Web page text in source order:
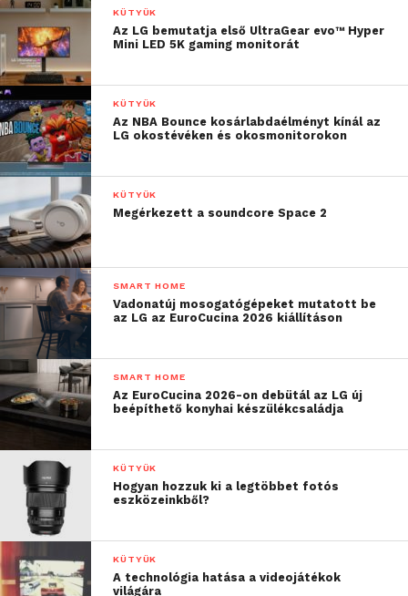
A fejlesztések középpontjában az az elképzelés áll,
hogy a kreativitást nem gátolhatja a technikai tudás
vagy a tapasztalat. A Galaxy kamera – a fotózástól a
szerkesztésig – feltűnés nélkül új lehetőségeket
teremtett. Ma már szinte bárki készíthet akár
mozifilm minőségű videókat, követheti a csillagokat
az éjszakai égbolton vagy részletgazdag fotókat
rögzíthet – akár gyenge fényviszonyok között is. A
természetes, sokoldalú beviteli lehetőségnek
köszönhetően pedig a szerkesztés olyannyira
egyszerűvé válhat, mintha a felhasználók csak
néhány szóval fejeznék ki, amire gondolnak.
KÜTYÜK
Az LG bemutatja első UltraGear evo™ Hyper
Mini LED 5K gaming monitorát
KÜTYÜK
Az NBA Bounce kosárlabdaélményt kínál az
LG okostévéken és okosmonitorokon
KÜTYÜK
Megérkezett a soundcore Space 2
SMART HOME
Vadonatúj mosogatógépeket mutatott be
az LG az EuroCucina 2026 kiállításon
SMART HOME
Az EuroCucina 2026-on debütál az LG új
beépíthető konyhai készülékcsaládja
KÜTYÜK
Hogyan hozzuk ki a legtöbbet fotós
eszközeinkből?
KÜTYÜK
A technológia hatása a videojátékok
világára